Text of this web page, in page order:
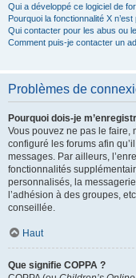
Qui a développé ce logiciel de
Pourquoi la fonctionnalité X
Qui contacter pour les abus ou
Comment puis-je contacter un
Problèmes de
Pourquoi dois-je
Vous pouvez ne pas le faire,
configuré les forums afin
messages. Par ailleurs,
fonctionnalités
personnalisés, la
l’adhésion à des groupes,
conseillée.
Haut
Que signifie COPPA ?